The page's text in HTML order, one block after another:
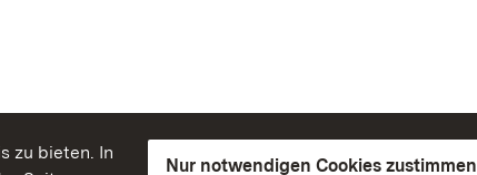
zu bieten. In
Nur notwendigen Cookies zustimmen